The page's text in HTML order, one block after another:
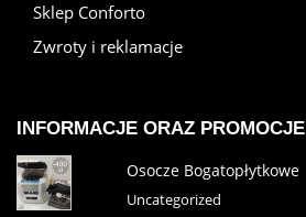
Sklep Conforto
Zwroty i reklamacje
INFORMACJE ORAZ PROMOCJE
Osocze Bogatopłytkowe
Uncategorized